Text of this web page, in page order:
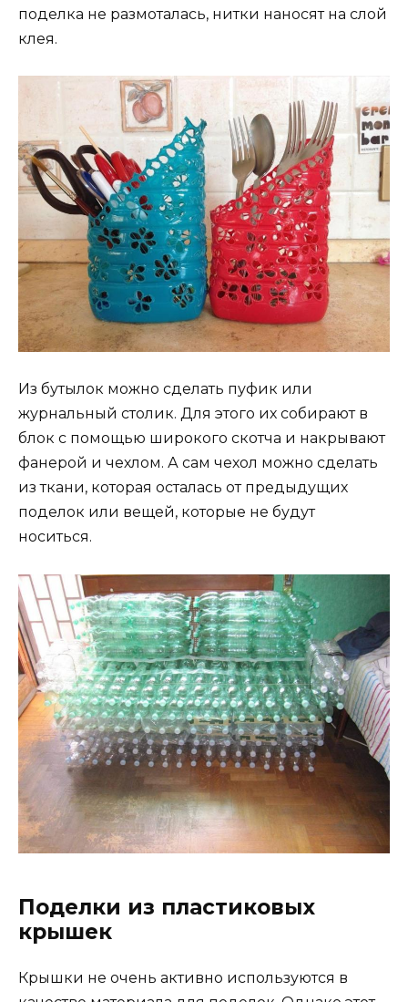
поделка не размоталась, нитки наносят на слой
клея.
Из бутылок можно сделать пуфик или
журнальный столик. Для этого их собирают в
блок с помощью широкого скотча и накрывают
фанерой и чехлом. А сам чехол можно сделать
из ткани, которая осталась от предыдущих
поделок или вещей, которые не будут
носиться.
Поделки из пластиковых
крышек
Крышки не очень активно используются в